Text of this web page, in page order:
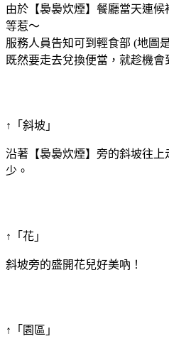
由於【裊裊炊煙】餐廳當天連
等惹～
服務人員告知可到輕食部 (地圖
既然要走去兌換便當，就趁機會
↑「斜坡」
沿著【裊裊炊煙】旁的斜坡往
少。
↑「花」
斜坡旁的盛開花兒好美吶！
↑「園區」